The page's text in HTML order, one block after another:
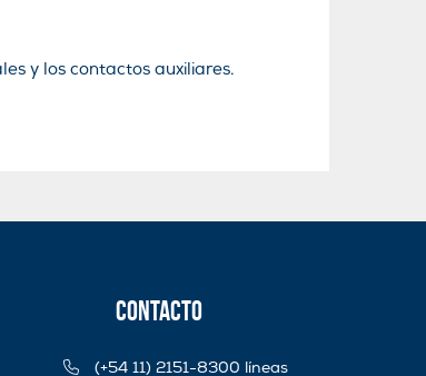
y los contactos auxiliares.
Contacto
(+54 11) 2151-8300 líneas